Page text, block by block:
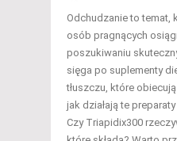
Odchudzanie to temat,
osób pragnących
poszukiwaniu
sięga po suplementy
tłuszczu, które
jak działają te
Czy Triapidix300